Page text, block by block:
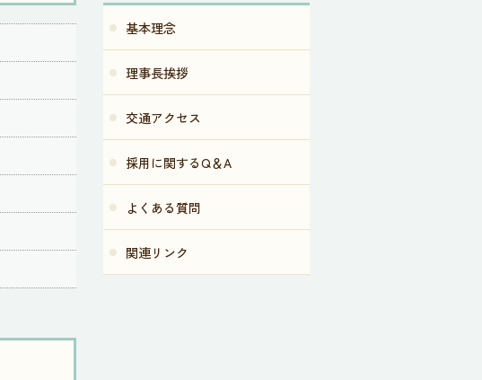
基本理念
理事長挨拶
交通アクセス
採用に関するQ＆A
よくある質問
関連リンク